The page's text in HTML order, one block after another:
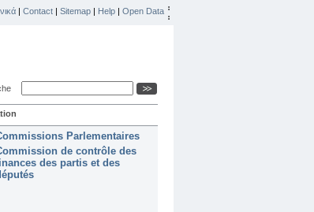
| Contact | Sitemap | Help | Open Data
Parlementaires
de contrôle des
des partis et des